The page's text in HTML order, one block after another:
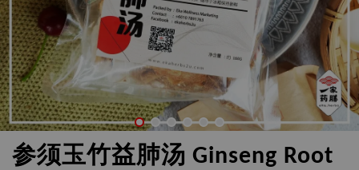
参须玉竹益肺汤 Ginseng Root